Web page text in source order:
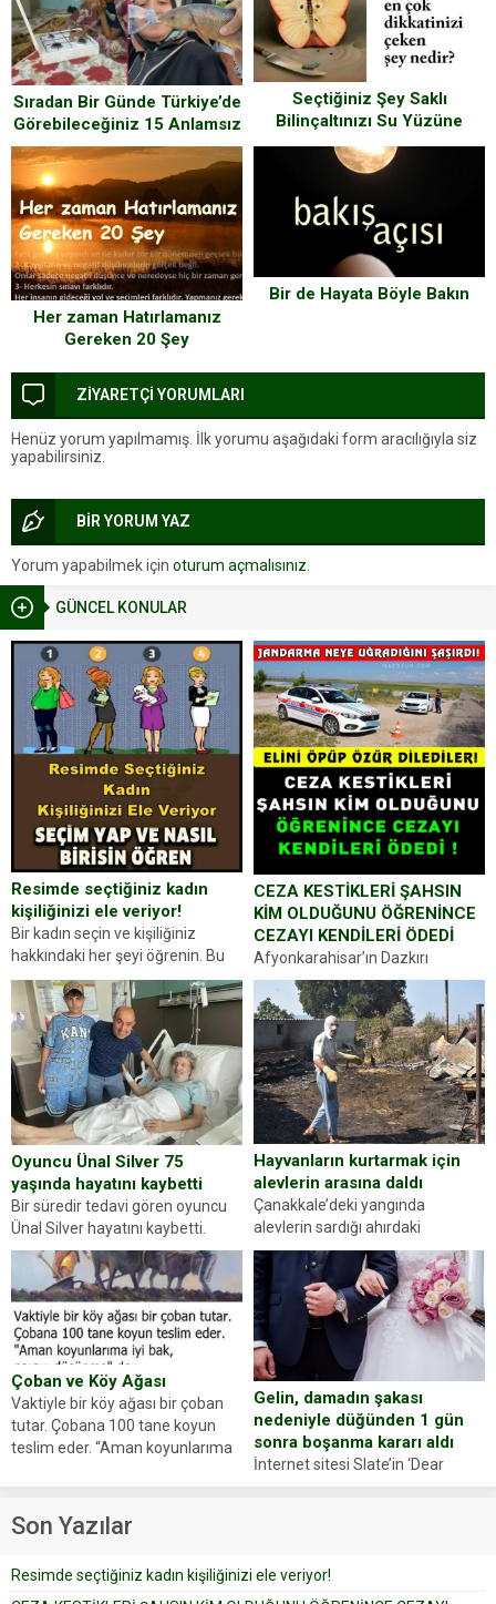
GÜNCEL KONULAR
Resimde seçtiğiniz kadın
kişiliğinizi ele veriyor!
Bir kadın seçin ve kişiliğiniz
hakkındaki her şeyi öğrenin. Bu
kez karşınıza oldukça farklı bir
kişilik testiyle çıkıyoruz. Resimde
gördüğünüz kadın figürlerinden
dikkatinizi en...
CEZA KESTİKLERİ ŞAHSIN
KİM OLDUĞUNU ÖĞRENİNCE
CEZAYI KENDİLERİ ÖDEDİ
Afyonkarahisar’ın Dazkırı
ilçesinde trafik uygulaması
yapan jandarma ekipleri
durdurdukları bir otomobilin
sürücüsünden ehliyet ve ruhsat
sorup belgelerini istedi. Sürücü
Abdurrahman Ö.nün verdiği
evraklarda eksik olduğunu...
Oyuncu Ünal Silver 75
yaşında hayatını kaybetti
Bir süredir tedavi gören oyuncu
Ünal Silver hayatını kaybetti.
Haberi, oyuncunun menajerlik
ajansı duyurdu. Renda Güner,
sosyal medya hesabında “Usta
Oyuncumuz ve çok değerli
dostumuz...
Hayvanların kurtarmak için
alevlerin arasına daldı
Çanakkale’deki yangında
alevlerin sardığı ahırdaki
hayvanlarını kurtarmak isteyen
Zeki Demir (66) ölümden döndü.
Yüzünde ve ellerinde yanıklar
oluşan Demir, kâbus dolu anları
anlattı… Merkeze bağlı...
Çoban ve Köy Ağası
Vaktiyle bir köy ağası bir çoban
tutar. Çobana 100 tane koyun
teslim eder. “Aman koyunlarıma
Çoban koyunları alır gider. Aylar...
Gelin, damadın şakası
nedeniyle düğünden 1 gün
sonra boşanma kararı aldı
İnternet sitesi Slate’in ‘Dear
Prudence’ isimli tavsiye köşesine
yapıştırdığı için düğünden...
Son Yazılar
Resimde seçtiğiniz kadın kişiliğinizi ele veriyor!
Sıradan Bir Günde Türkiye’de
Görebileceğiniz 15 Anlamsız
Fotoğraf
Seçtiğiniz Şey Saklı
Bilinçaltınızı Su Yüzüne
Çıkarıyor! Göstergebilimsel
Bilinçaltı Testi
Her zaman Hatırlamanız
Gereken 20 Şey
Bir de Hayata Böyle Bakın
ZİYARETÇİ YORUMLARI
Henüz yorum yapılmamış. İlk yorumu aşağıdaki form aracılığıyla siz
yapabilirsiniz.
BİR YORUM YAZ
Yorum yapabilmek için oturum açmalısınız.